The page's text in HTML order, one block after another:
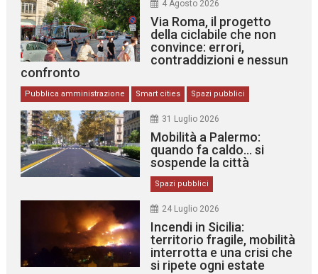
4 Agosto 2026
Via Roma, il progetto
della ciclabile che non
convince: errori,
contraddizioni e nessun
confronto
Pubblica amministrazione Smart cities Spazi pubblici
31 Luglio 2026
Mobilità a Palermo:
quando fa caldo… si
sospende la città
Spazi pubblici
24 Luglio 2026
Incendi in Sicilia:
territorio fragile, mobilità
interrotta e una crisi che
si ripete ogni estate